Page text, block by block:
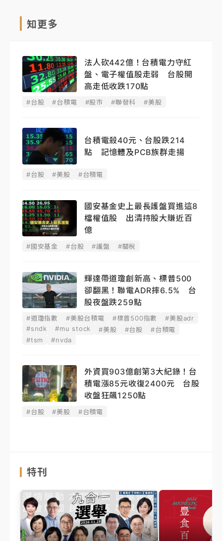
知更多
法人砍442億！台積電力守紅
盤、電子權值股走弱 台股開
高走低收跌170點
#台股 #台積電 #股市 #聯發科 #美股
台積電殺40元、台股跌214
點 記憶體及PCB族群走揚
#台股 #美股 #台積電
國安基金史上最長護盤買進這8
檔權值股 出清持股大賺近百
億
#國安基金 #台股 #護盤 #關稅
輝達帶道瓊創新高、標普500
卻翻黑！聯電ADR摔6.5% 台
股夜盤跌259點
#道瓊指數 #美股台積電 #標普500指數
#美股adr
#sndk
#mu stock #美股 #台股
#台積電
#tsm
#nvda
外資買903億創第3大紀錄！台
積電漲85元收復2400元 台股
收盤狂飆1250點
#台股 #美股 #台積電
特刊